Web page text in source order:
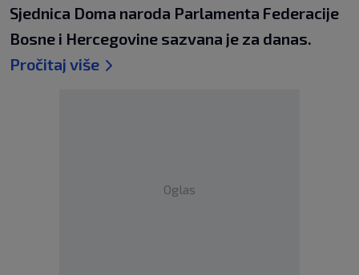
Sjednica Doma naroda Parlamenta Federacije
Bosne i Hercegovine sazvana je za danas.
Pročitaj više
Oglas